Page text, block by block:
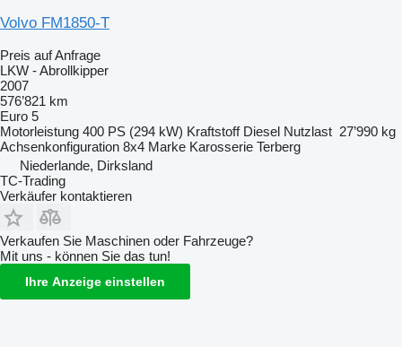
Volvo FM1850-T
Preis auf Anfrage
LKW - Abrollkipper
2007
576’821 km
Euro 5
Motorleistung 400 PS (294 kW) Kraftstoff Diesel Nutzlast 27’990 kg
Achsenkonfiguration 8x4 Marke Karosserie Terberg
Niederlande, Dirksland
TC-Trading
Verkäufer kontaktieren
Verkaufen Sie Maschinen oder Fahrzeuge?
Mit uns - können Sie das tun!
Ihre Anzeige einstellen